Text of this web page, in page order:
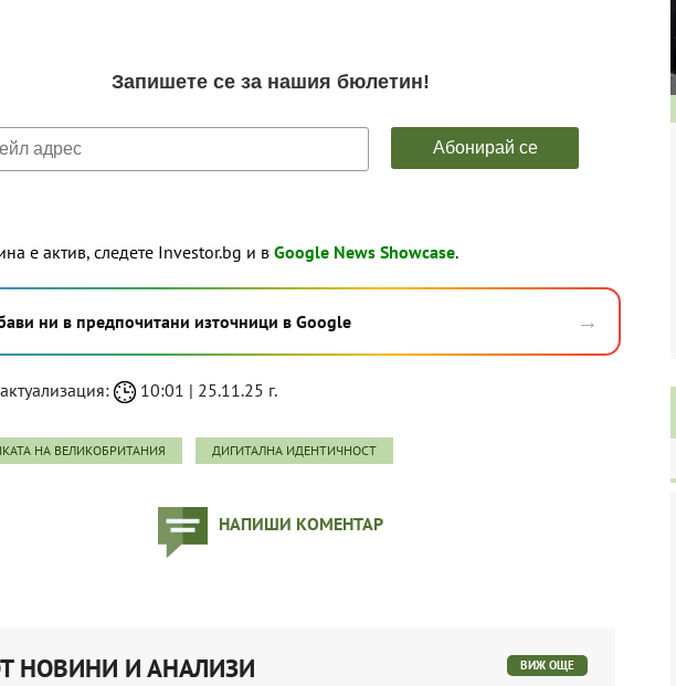
е актив, следете Investor.bg и в Google News Showcase.
ни в предпочитани източници в Google →
10:01 | 25.11.25 г.
НА ВЕЛИКОБРИТАНИЯ ДИГИТАЛНА ИДЕНТИЧНОСТ
НАПИШИ КОМЕНТАР
НОВИНИ И АНАЛИЗИ ВИЖ ОЩЕ